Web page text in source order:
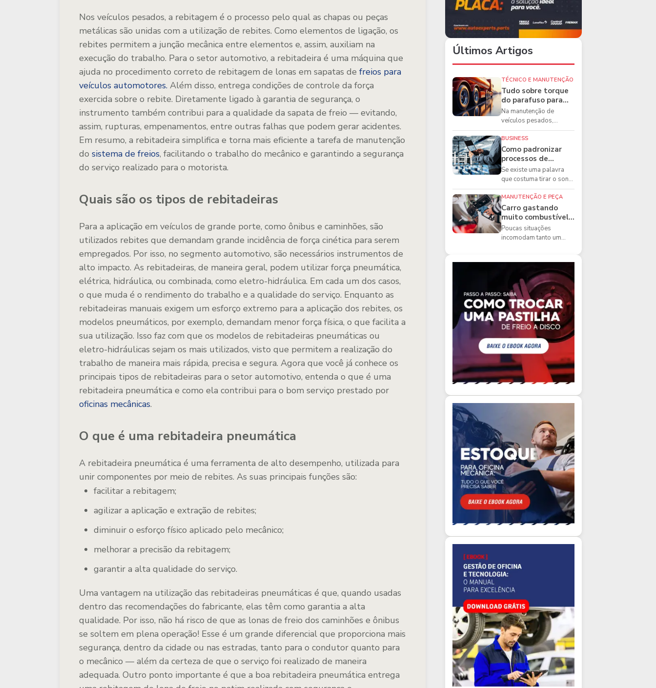
Nos veículos pesados, a rebitagem é o processo pelo qual as chapas ou peças
metálicas são unidas com a utilização de rebites. Como elementos de ligação, os
rebites permitem a junção mecânica entre elementos e, assim, auxiliam na
execução do trabalho. Para o setor automotivo, a rebitadeira é uma máquina que
ajuda no procedimento correto de rebitagem de lonas em sapatas de freios para
veículos automotores. Além disso, entrega condições de controle da força
exercida sobre o rebite. Diretamente ligado à garantia de segurança, o
instrumento também contribui para a qualidade da sapata de freio — evitando,
assim, rupturas, empenamentos, entre outras falhas que podem gerar acidentes.
Em resumo, a rebitadeira simplifica e torna mais eficiente a tarefa de manutenção
do sistema de freios, facilitando o trabalho do mecânico e garantindo a segurança
do serviço realizado para o motorista.
Quais são os tipos de rebitadeiras
Para a aplicação em veículos de grande porte, como ônibus e caminhões, são
utilizados rebites que demandam grande incidência de força cinética para serem
empregados. Por isso, no segmento automotivo, são necessários instrumentos de
alto impacto. As rebitadeiras, de maneira geral, podem utilizar força pneumática,
elétrica, hidráulica, ou combinada, como eletro-hidráulica. Em cada um dos casos,
o que muda é o rendimento do trabalho e a qualidade do serviço. Enquanto as
rebitadeiras manuais exigem um esforço extremo para a aplicação dos rebites, os
modelos pneumáticos, por exemplo, demandam menor força física, o que facilita a
sua utilização. Isso faz com que os modelos de rebitadeiras pneumáticas ou
eletro-hidráulicas sejam os mais utilizados, visto que permitem a realização do
trabalho de maneira mais rápida, precisa e segura. Agora que você já conhece os
principais tipos de rebitadeiras para o setor automotivo, entenda o que é uma
rebitadeira pneumática e como ela contribui para o bom serviço prestado por
oficinas mecânicas.
O que é uma rebitadeira pneumática
A rebitadeira pneumática é uma ferramenta de alto desempenho, utilizada para
unir componentes por meio de rebites. As suas principais funções são:
facilitar a rebitagem;
agilizar a aplicação e extração de rebites;
diminuir o esforço físico aplicado pelo mecânico;
melhorar a precisão da rebitagem;
garantir a alta qualidade do serviço.
Uma vantagem na utilização das rebitadeiras pneumáticas é que, quando usadas
dentro das recomendações do fabricante, elas têm como garantia a alta
qualidade. Por isso, não há risco de que as lonas de freio dos caminhões e ônibus
se soltem em plena operação! Esse é um grande diferencial que proporciona mais
segurança, dentro da cidade ou nas estradas, tanto para o condutor quanto para
o mecânico — além da certeza de que o serviço foi realizado de maneira
adequada. Outro ponto importante é que a boa rebitadeira pneumática entrega
Últimos Artigos
TÉCNICO E MANUTENÇÃO
Tudo sobre torque
do parafuso para
caminhões e as
boas práticas que
todo mecânico
precisa conhecer
Na manutenção de
veículos pesados,
existem ferramentas que
fazem diferença direta na
segurança e na ...
BUSINESS
Como padronizar
processos de
manutenção de
frota na oficina
Se existe uma palavra
que costuma tirar o sono
dos gestores de
manutenção, ela é a
imprevisibilidade...
MANUTENÇÃO E PEÇA
Carro gastando
muito combustível:
5 motivos que
podem aumentar o
Poucas situações
incomodam tanto um
acabando mais r...